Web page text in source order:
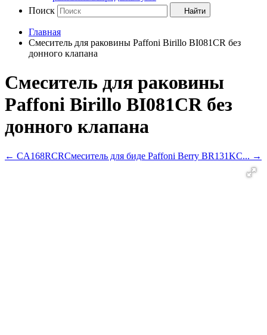
Поиск
Найти
Главная
Смеситель для раковины Paffoni Birillo BI081CR без
донного клапана
Смеситель для раковины
Paffoni Birillo BI081CR без
донного клапана
← CA168RCRСмеситель для биде Paffoni Berry BR131KC... →